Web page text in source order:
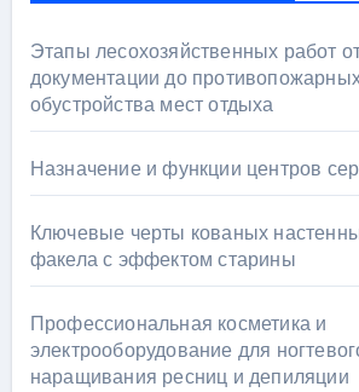
Этапы лесохозяйственных работ
документации до
обустройства мест отдыха
Назначение и функции центров
Ключевые черты кованых
факела с эффектом старины
Профессиональная косметика и
электрооборудование для
наращивания ресниц и депиляции